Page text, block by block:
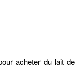
acheter du lait de